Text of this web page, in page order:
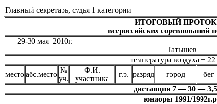
Главный секретарь, судья 1
ИТОГОВЫЙ
всероссийских соревнований
29-30 мая 2010г.
Татышев
температура воздуха + 22
местоабс.место
№
уч.
Ф.И.
участника
г.р. разряд город
бег
дистанция 7 — 30 —
юниоры 1991/